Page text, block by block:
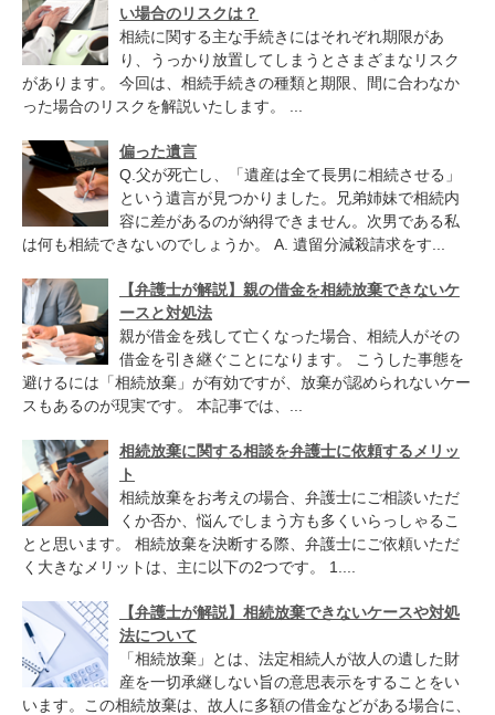
い場合のリスクは？
相続に関する主な手続きにはそれぞれ期限があ
り、うっかり放置してしまうとさまざまなリスク
があります。 今回は、相続手続きの種類と期限、間に合わなか
った場合のリスクを解説いたします。 ...
偏った遺言
Q.父が死亡し、「遺産は全て長男に相続させる」
という遺言が見つかりました。兄弟姉妹で相続内
容に差があるのが納得できません。次男である私
は何も相続できないのでしょうか。 A. 遺留分減殺請求をす...
【弁護士が解説】親の借金を相続放棄できないケ
ースと対処法
親が借金を残して亡くなった場合、相続人がその
借金を引き継ぐことになります。 こうした事態を
避けるには「相続放棄」が有効ですが、放棄が認められないケー
スもあるのが現実です。 本記事では、...
相続放棄に関する相談を弁護士に依頼するメリッ
ト
相続放棄をお考えの場合、弁護士にご相談いただ
くか否か、悩んでしまう方も多くいらっしゃるこ
とと思います。 相続放棄を決断する際、弁護士にご依頼いただ
く大きなメリットは、主に以下の2つです。 1....
【弁護士が解説】相続放棄できないケースや対処
法について
「相続放棄」とは、法定相続人が故人の遺した財
産を一切承継しない旨の意思表示をすることをい
います。この相続放棄は、故人に多額の借金などがある場合に、